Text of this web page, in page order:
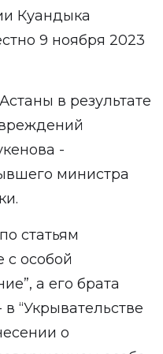
Куандыка
9 ноября 2023
в результате
-
министра
по статьям
с особой
а его брата
“Укрывательстве
о